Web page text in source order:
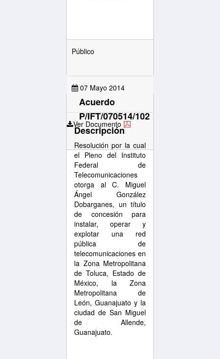
Público
07 Mayo 2014
Ver Documento
Acuerdo
P/IFT/070514/102
Descripción
Resolución por la cual
el Pleno del Instituto
Federal de
Telecomunicaciones
otorga al C. Miguel
Ángel González
Dobarganes, un título
de concesión para
instalar, operar y
explotar una red
pública de
telecomunicaciones en
la Zona Metropolitana
de Toluca, Estado de
México, la Zona
Metropolitana de
León, Guanajuato y la
ciudad de San Miguel
de Allende,
Guanajuato.